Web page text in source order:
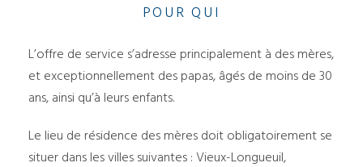
POUR QUI
L’offre de service s’adresse principalement à des mères,
et exceptionnellement des papas, âgés de moins de 30
ans, ainsi qu’à leurs enfants.
Le lieu de résidence des mères doit obligatoirement se
situer dans les villes suivantes : Vieux-Longueuil,